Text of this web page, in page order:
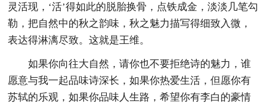
灵活现，‘活’得如此的脱胎换骨，点铁成金，淡淡几笔勾
勒，把自然中的秋之韵味，秋之魅力描写得细致入微，
表达得淋漓尽致。这就是王维。
如果你向往大自然，请你也不要拒绝诗的魅力，谁
愿意与我一起品味诗深长，如果你热爱生活，但愿你有
苏轼的乐观，如果你品味人生路，希望你有李白的豪情